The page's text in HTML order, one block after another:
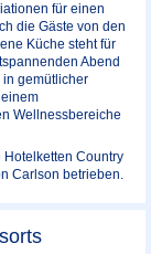
für einen
die Gäste von den
Küche steht für
Abend
in gemütlicher
Wellnessbereiche
Country
Carlson betrieben.